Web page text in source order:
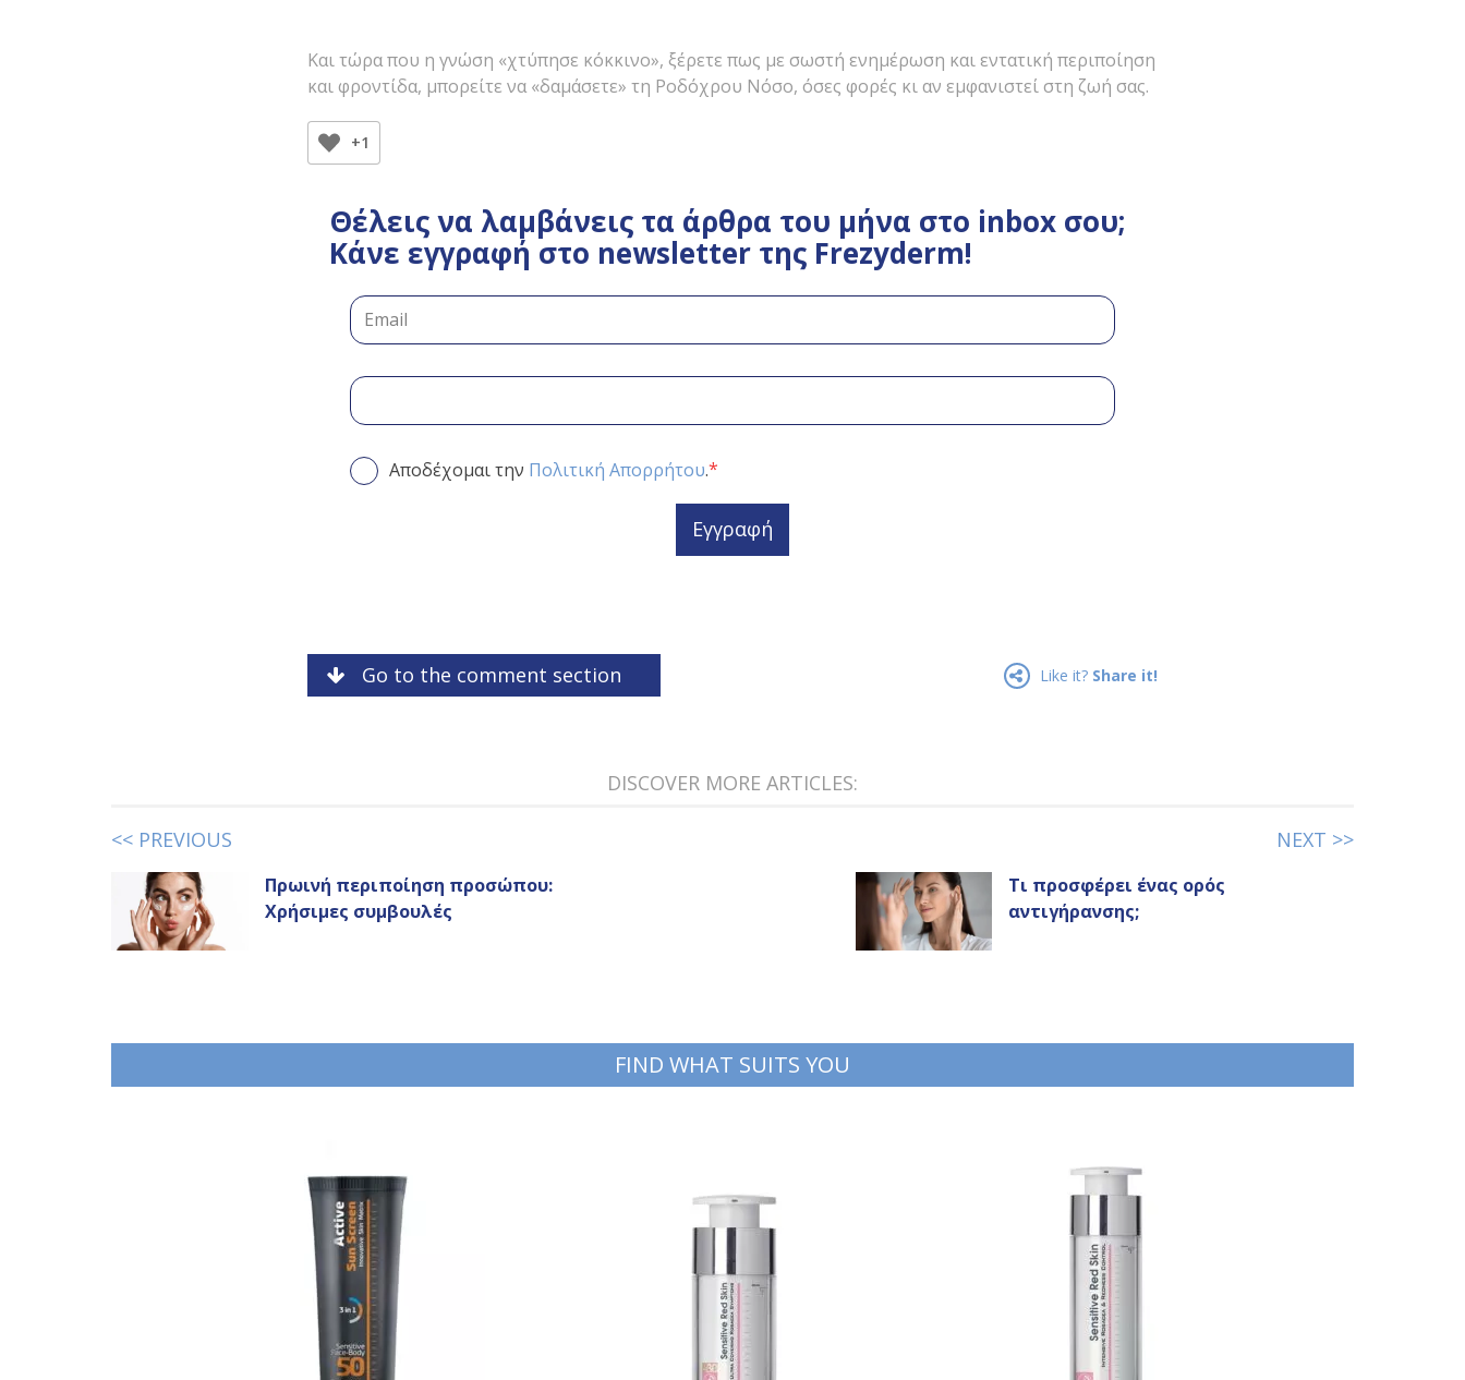
Και τώρα που η γνώση «χτύπησε κόκκινο», ξέρετε πως με σωστή ενημέρωση και εντατική περιποίηση
και φροντίδα, μπορείτε να «δαμάσετε» τη Ροδόχρου Νόσο, όσες φορές κι αν εμφανιστεί στη ζωή σας.
+1
Θέλεις να λαμβάνεις τα άρθρα του μήνα στο inbox σου;
Κάνε εγγραφή στο newsletter της Frezyderm!
Αποδέχομαι την Πολιτική Απορρήτου.*
Εγγραφή
Like it? Share it!
Go to the comment section
DISCOVER MORE ARTICLES:
<< PREVIOUS
Πρωινή περιποίηση προσώπου:
Χρήσιμες συμβουλές
NEXT >>
Τι προσφέρει ένας ορός
αντιγήρανσης;
FIND WHAT SUITS YOU